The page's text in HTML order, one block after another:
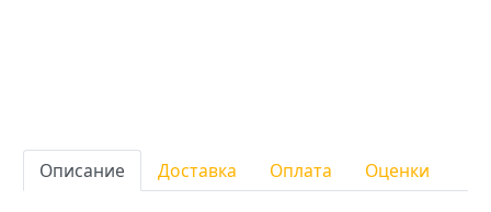
Описание Доставка Оплата Оценки